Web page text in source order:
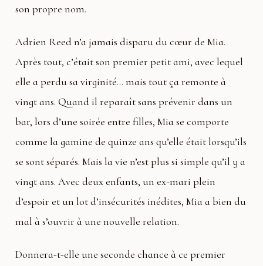
son propre nom.
Adrien Reed n’a jamais disparu du cœur de Mia.
Après tout, c’était son premier petit ami, avec lequel
elle a perdu sa virginité… mais tout ça remonte à
vingt ans. Quand il reparaît sans prévenir dans un
bar, lors d’une soirée entre filles, Mia se comporte
comme la gamine de quinze ans qu’elle était lorsqu’ils
se sont séparés. Mais la vie n’est plus si simple qu’il y a
vingt ans. Avec deux enfants, un ex-mari plein
d’espoir et un lot d’insécurités inédites, Mia a bien du
mal à s’ouvrir à une nouvelle relation.
Donnera-t-elle une seconde chance à ce premier